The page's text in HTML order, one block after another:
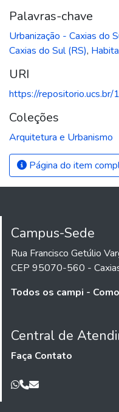
Palavras-chave
Urbanização - Caxias do
Caxias do Sul (RS),
URI
https://
Coleções
Arquitetura e Urbanismo
Página do item
Campus-Sede
Rua Francisco Getúlio
CEP 95070-560 -
Todos os campi -
Central de
Faça Contato